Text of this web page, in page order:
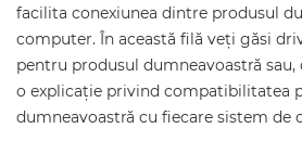
facilita conexiunea dintre produsul
computer. În această filă veţi găsi
pentru produsul dumneavoastră sau,
o explicaţie privind compatibilitatea
dumneavoastră cu fiecare sistem de